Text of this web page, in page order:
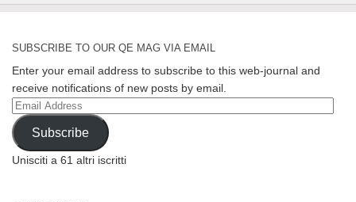
SUBSCRIBE TO OUR QE MAG VIA EMAIL
Enter your email address to subscribe to this web-journal and
receive notifications of new posts by email.
Email
Address
Subscribe
Unisciti a 61 altri iscritti